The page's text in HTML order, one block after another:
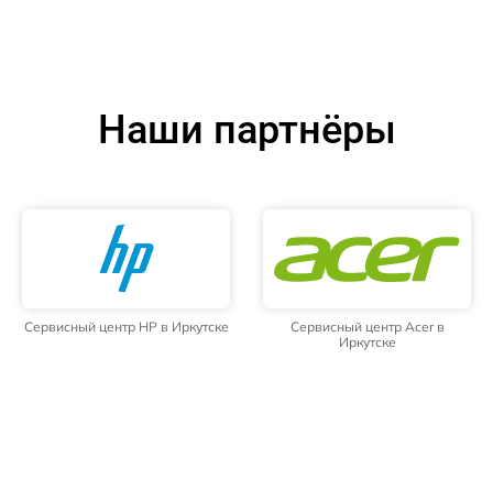
Наши партнёры
Сервисный центр HP в Иркутске
Сервисный центр Acer в
Иркутске